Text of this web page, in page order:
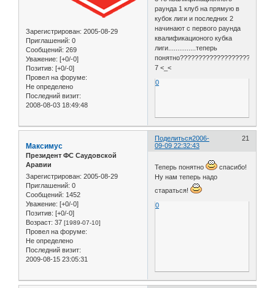
Зарегистрирован: 2005-08-29
Приглашений: 0
Сообщений: 269
Уважение: [+0/-0]
Позитив: [+0/-0]
Провел на форуме:
Не определено
Последний визит:
2008-08-03 18:49:48
раунда 1 клуб на прямую в
кубок лиги и последних 2
начинают с первого раунда
квалификационого кубка
лиги...............теперь
7 <_<
0
Поделиться 21
2006-
09-09 22:32:43
Максимус
Президент ФС Саудовской
Аравии
Зарегистрирован: 2005-08-29
Приглашений: 0
Сообщений: 1452
Уважение: [+0/-0]
Позитив: [+0/-0]
Возраст: 37 [1989-07-10]
Провел на форуме:
Не определено
Последний визит:
2009-08-15 23:05:31
Теперь понятно
спасибо!
Ну нам теперь надо
стараться!
0